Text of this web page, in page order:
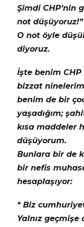
Şimdi CHP’nin
not düşüyoruz!”
O not öyle
diyoruz.
İşte benim
bizzat
benim de bir
yaşadığım;
kısa maddeler
düşüyorum.
Bunlara bir de
bir nefis
hesaplaşıyor:
* Biz
Yalnız geçmişe